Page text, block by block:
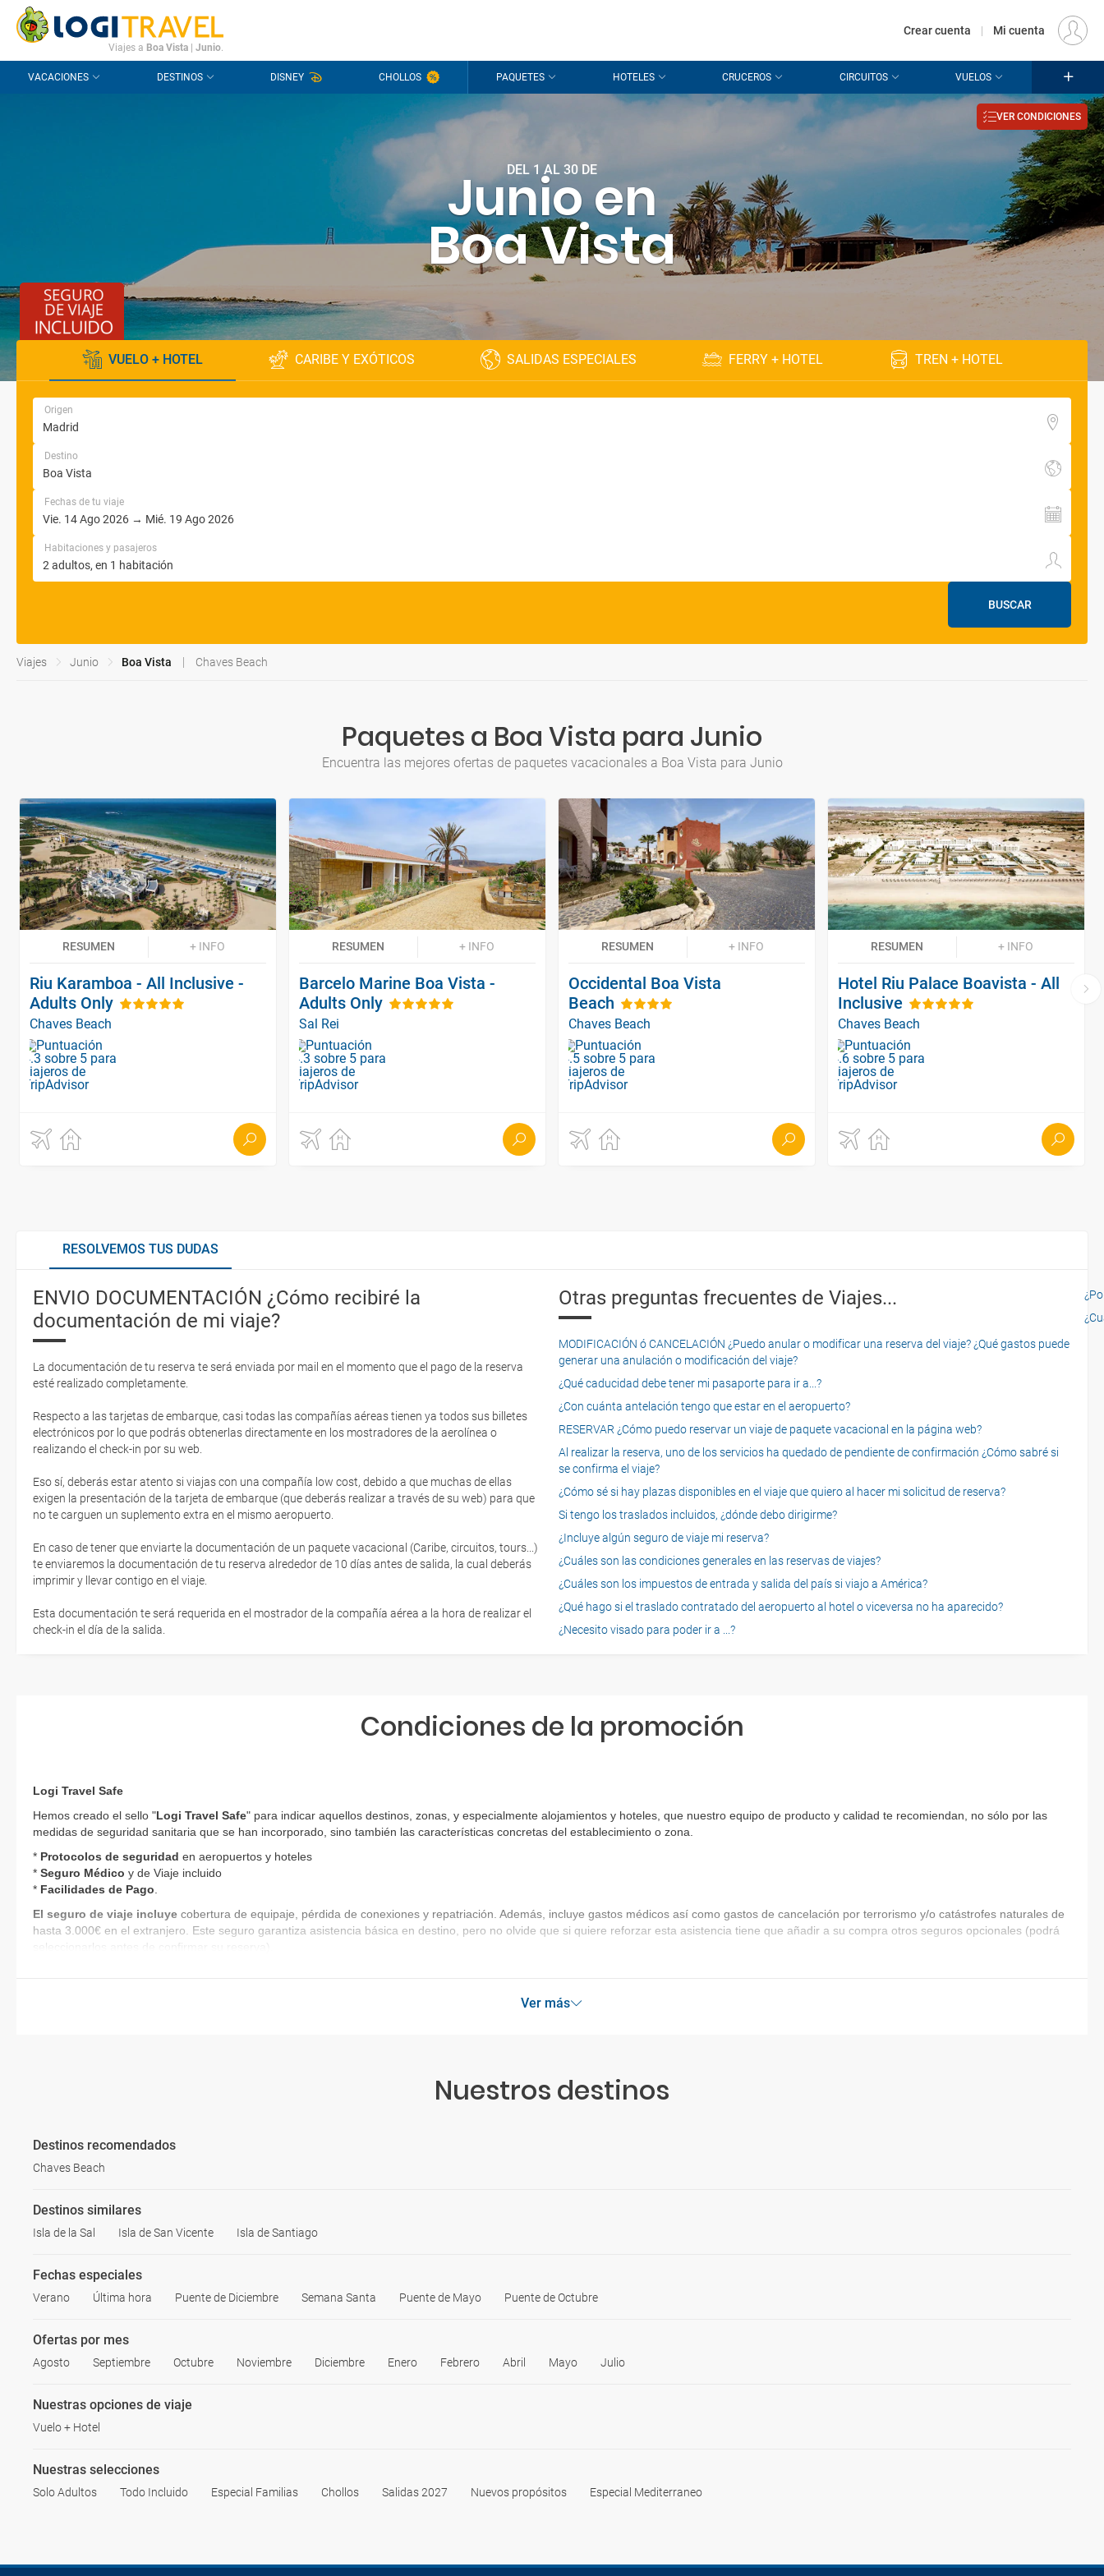
CONTACTO PREGUNTAS FRECUENTES EUR
Viajes a Boa Vista| Junio.
Crear cuenta | Mi cuenta
VACACIONES DESTINOS DISNEY CHOLLOS PAQUETES HOTELES CRUCEROS CIRCUITOS VUELOS
DEL 1 AL 30 DE
Junio en
Boa Vista
VER CONDICIONES
VUELO + HOTEL CARIBE Y EXÓTICOS SALIDAS ESPECIALES FERRY + HOTEL TREN + HOTEL
Origen
Destino
Fechas de tu viaje
Habitaciones y pasajeros
BUSCAR
Viajes Junio Boa Vista Chaves Beach
Paquetes a Boa Vista para Junio
Encuentra las mejores ofertas de paquetes vacacionales a Boa Vista para Junio
RESUMEN + INFO
Riu Karamboa - All Inclusive -
Adults Only
Chaves Beach
RESUMEN + INFO
Barcelo Marine Boa Vista -
Adults Only
Sal Rei
RESUMEN + INFO
Occidental Boa Vista
Beach
Chaves Beach
RESUMEN + INFO
Hotel Riu Palace Boavista - All
Inclusive
Chaves Beach
RESOLVEMOS TUS DUDAS
ENVIO DOCUMENTACIÓN ¿Cómo recibiré la
documentación de mi viaje?
La documentación de tu reserva te será enviada por mail en el momento que el pago de la reserva
esté realizado completamente.
Respecto a las tarjetas de embarque, casi todas las compañías aéreas tienen ya todos sus billetes
electrónicos por lo que podrás obtenerlas directamente en los mostradores de la aerolínea o
realizando el check-in por su web.
Eso sí, deberás estar atento si viajas con una compañía low cost, debido a que muchas de ellas
exigen la presentación de la tarjeta de embarque (que deberás realizar a través de su web) para que
no te carguen un suplemento extra en el mismo aeropuerto.
En caso de tener que enviarte la documentación de un paquete vacacional (Caribe, circuitos, tours...)
te enviaremos la documentación de tu reserva alrededor de 10 días antes de salida, la cual deberás
imprimir y llevar contigo en el viaje.
Esta documentación te será requerida en el mostrador de la compañía aérea a la hora de realizar el
check-in el día de la salida.
Otras preguntas frecuentes de Viajes...
MODIFICACIÓN ó CANCELACIÓN ¿Puedo anular o modificar una reserva del viaje? ¿Qué gastos puede
generar una anulación o modificación del viaje?
¿Qué caducidad debe tener mi pasaporte para ir a...?
¿Con cuánta antelación tengo que estar en el aeropuerto?
RESERVAR ¿Cómo puedo reservar un viaje de paquete vacacional en la página web?
Al realizar la reserva, uno de los servicios ha quedado de pendiente de confirmación ¿Cómo sabré si
se confirma el viaje?
¿Cómo sé si hay plazas disponibles en el viaje que quiero al hacer mi solicitud de reserva?
Si tengo los traslados incluidos, ¿dónde debo dirigirme?
¿Incluye algún seguro de viaje mi reserva?
¿Cuáles son las condiciones generales en las reservas de viajes?
¿Cuáles son los impuestos de entrada y salida del país si viajo a América?
¿Qué hago si el traslado contratado del aeropuerto al hotel o viceversa no ha aparecido?
¿Necesito visado para poder ir a ...?
Condiciones de la promoción
Logi Travel Safe
Hemos creado el sello "Logi Travel Safe" para indicar aquellos destinos, zonas, y especialmente alojamientos y hoteles, que nuestro equipo de producto y calidad te recomiendan, no sólo por las
medidas de seguridad sanitaria que se han incorporado, sino también las características concretas del establecimiento o zona.
* Protocolos de seguridad en aeropuertos y hoteles
* Seguro Médico y de Viaje incluido
* Facilidades de Pago
El seguro de viaje incluye cobertura de equipaje, pérdida de conexiones y repatriación. Además, incluye gastos médicos así como gastos de cancelación por terrorismo y/o catástrofes naturales de
hasta 3.000€ en el extranjero. Este seguro garantiza asistencia básica en destino, pero no olvide que si quiere reforzar esta asistencia tiene que añadir a su compra otros seguros opcionales (podrá
seleccionarlos antes de confirmar su reserva).
Ver más
Nuestros destinos
Destinos recomendados
Chaves Beach
Destinos similares
Isla de la Sal Isla de San Vicente Isla de Santiago
Fechas especiales
Verano Última hora Puente de Diciembre Semana Santa Puente de Mayo Puente de Octubre
Ofertas por mes
Agosto Septiembre Octubre Noviembre Diciembre Enero Febrero Abril Mayo Julio
Nuestras opciones de viaje
Vuelo + Hotel
Nuestras selecciones
Solo Adultos Todo Incluido Especial Familias Chollos Salidas 2027 Nuevos propósitos Especial Mediterraneo